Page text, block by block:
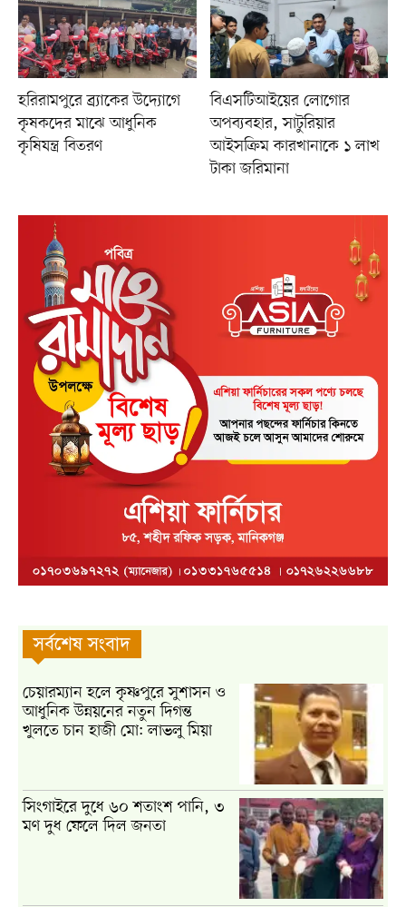
হরিরামপুরে ব্র্যাকের উদ্যোগে
কৃষকদের মাঝে আধুনিক
কৃষিযন্ত্র বিতরণ
বিএসটিআইয়ের লোগোর
অপব্যবহার, সাটুরিয়ার
আইসক্রিম কারখানাকে ১ লাখ
টাকা জরিমানা
সর্বশেষ সংবাদ
চেয়ারম্যান হলে কৃষ্ণপুরে সুশাসন ও
আধুনিক উন্নয়নের নতুন দিগন্ত
খুলতে চান হাজী মো: লাভলু মিয়া
সিংগাইরে দুধে ৬০ শতাংশ পানি, ৩
মণ দুধ ফেলে দিল জনতা